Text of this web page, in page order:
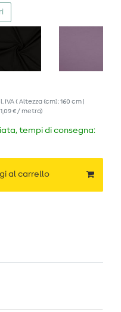
IVA( Altezza (cm): 160 cm |
€ / metro)
tempi di consegna:
al carrello